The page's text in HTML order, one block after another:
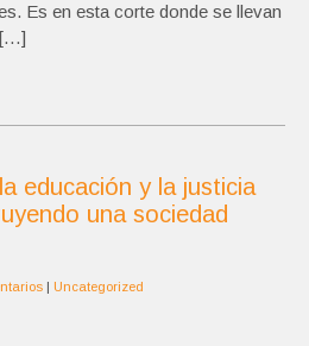
Es en esta corte donde se llevan
[…]
educación y la justicia
una sociedad
| Uncategorized